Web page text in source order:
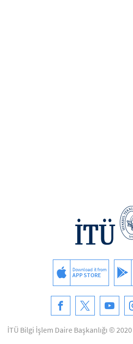
Download it from
APP STORE
İTÜ Bilgi İşlem Daire Başkanlığı © 2020